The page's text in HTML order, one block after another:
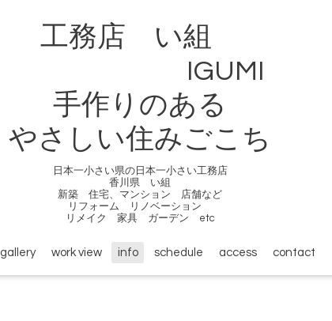
工務店 い組
IGUMI
手作りのある
やさしい住みごこち
日本一小さい県の日本一小さい工務店
香川県 い組
新築 住宅、マンション 店舗など
リフォーム リノベーション
リメイク 家具 ガーデン etc
gallery work view info schedule access contact